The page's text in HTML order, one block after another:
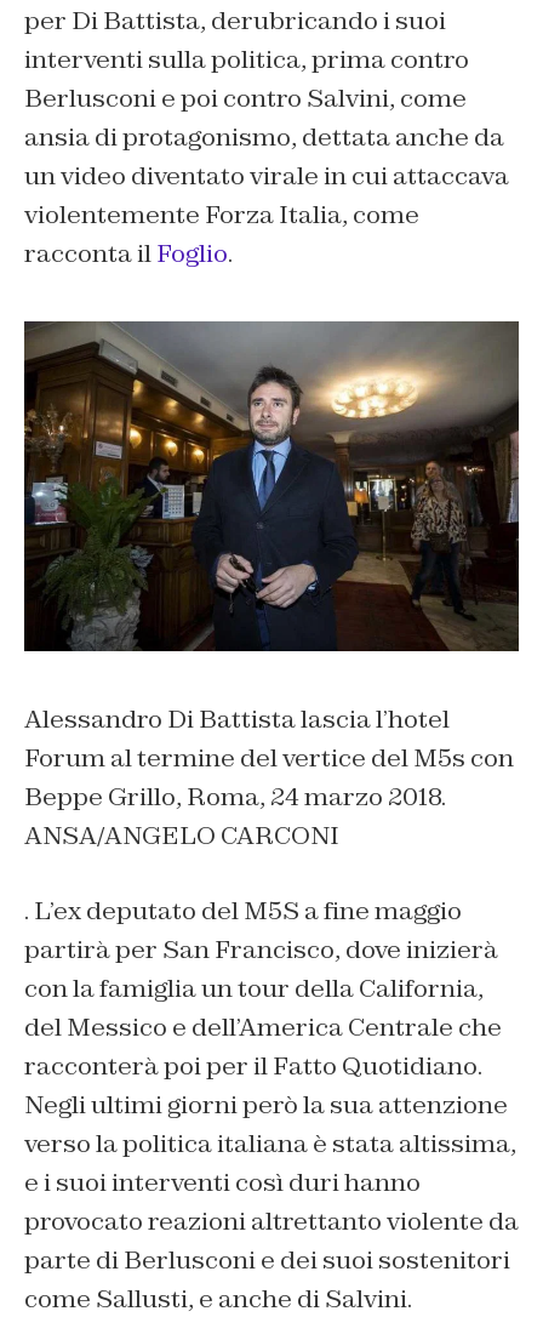
per Di Battista, derubricando i suoi
interventi sulla politica, prima contro
Berlusconi e poi contro Salvini, come
ansia di protagonismo, dettata anche da
un video diventato virale in cui attaccava
violentemente Forza Italia, come
racconta ilFoglio.
Alessandro Di Battista lascia l’hotel
Forum al termine del vertice del M5s con
Beppe Grillo, Roma, 24 marzo 2018.
ANSA/ANGELO CARCONI
. L’ex deputato del M5S a fine maggio
partirà per San Francisco, dove inizierà
con la famiglia un tour della California,
del Messico e dell’America Centrale che
racconterà poi per il Fatto Quotidiano.
Negli ultimi giorni però la sua attenzione
verso la politica italiana è stata altissima,
e i suoi interventi così duri hanno
provocato reazioni altrettanto violente da
parte di Berlusconi e dei suoi sostenitori
come Sallusti, e anche di Salvini.